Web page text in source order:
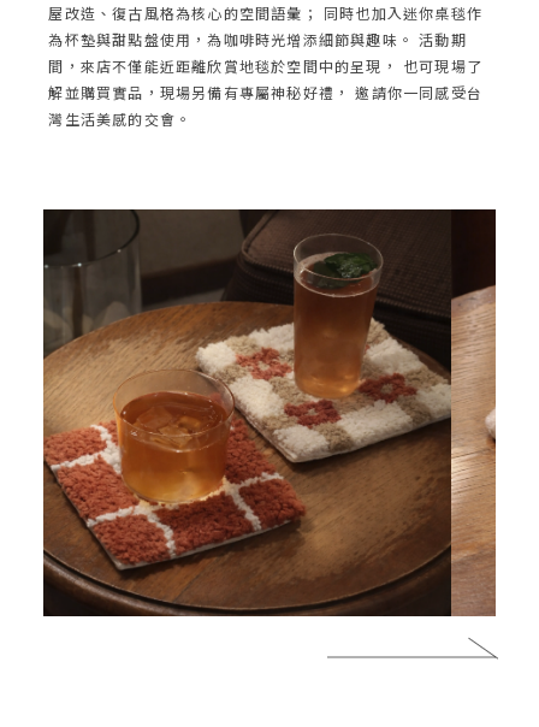
屋改造、復古風格為核心的空間語彙； 同時也加入迷你桌毯作
為杯墊與甜點盤使用，為咖啡時光增添細節與趣味。 活動期
間，來店不僅能近距離欣賞地毯於空間中的呈現， 也可現場了
解並購買實品，現場另備有專屬神秘好禮， 邀請你一同感受台
灣生活美感的交會。